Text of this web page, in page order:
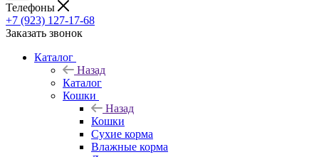
Телефоны
+7 (923) 127-17-68
Заказать звонок
Каталог
Назад
Каталог
Кошки
Назад
Кошки
Сухие корма
Влажные корма